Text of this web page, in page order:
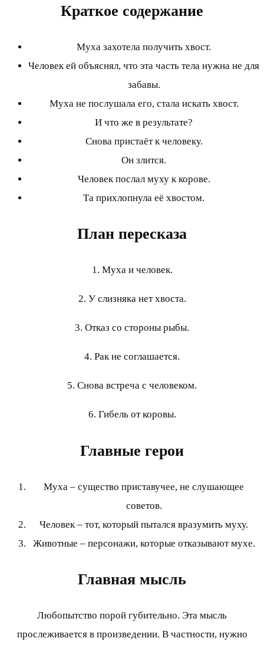
Краткое содержание
Муха захотела получить хвост.
Человек ей объяснял, что эта часть тела нужна не для
забавы.
Муха не послушала его, стала искать хвост.
И что же в результате?
Снова пристаёт к человеку.
Он злится.
Человек послал муху к корове.
Та прихлопнула её хвостом.
План пересказа
1. Муха и человек.
2. У слизняка нет хвоста.
3. Отказ со стороны рыбы.
4. Рак не соглашается.
5. Снова встреча с человеком.
6. Гибель от коровы.
Главные герои
Муха – существо приставучее, не слушающее
советов.
Человек – тот, который пытался вразумить муху.
Животные – персонажи, которые отказывают мухе.
Главная мысль
Любопытство порой губительно. Эта мысль
прослеживается в произведении. В частности, нужно